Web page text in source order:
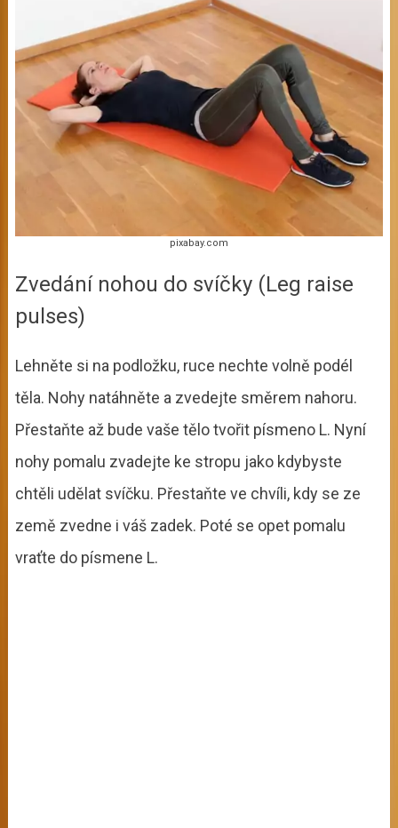
pixabay.com
Zvedání nohou do svíčky (Leg raise
pulses)
Lehněte si na podložku, ruce nechte volně podél
těla. Nohy natáhněte a zvedejte směrem nahoru.
Přestaňte až bude vaše tělo tvořit písmeno L. Nyní
nohy pomalu zvadejte ke stropu jako kdybyste
chtěli udělat svíčku. Přestaňte ve chvíli, kdy se ze
země zvedne i váš zadek. Poté se opet pomalu
vraťte do písmene L.